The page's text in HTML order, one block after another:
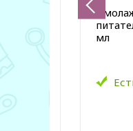
мл